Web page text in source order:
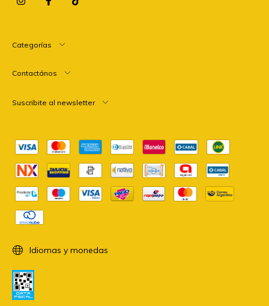
Categorías
Contactános
Suscribite al newsletter
Idiomas y monedas